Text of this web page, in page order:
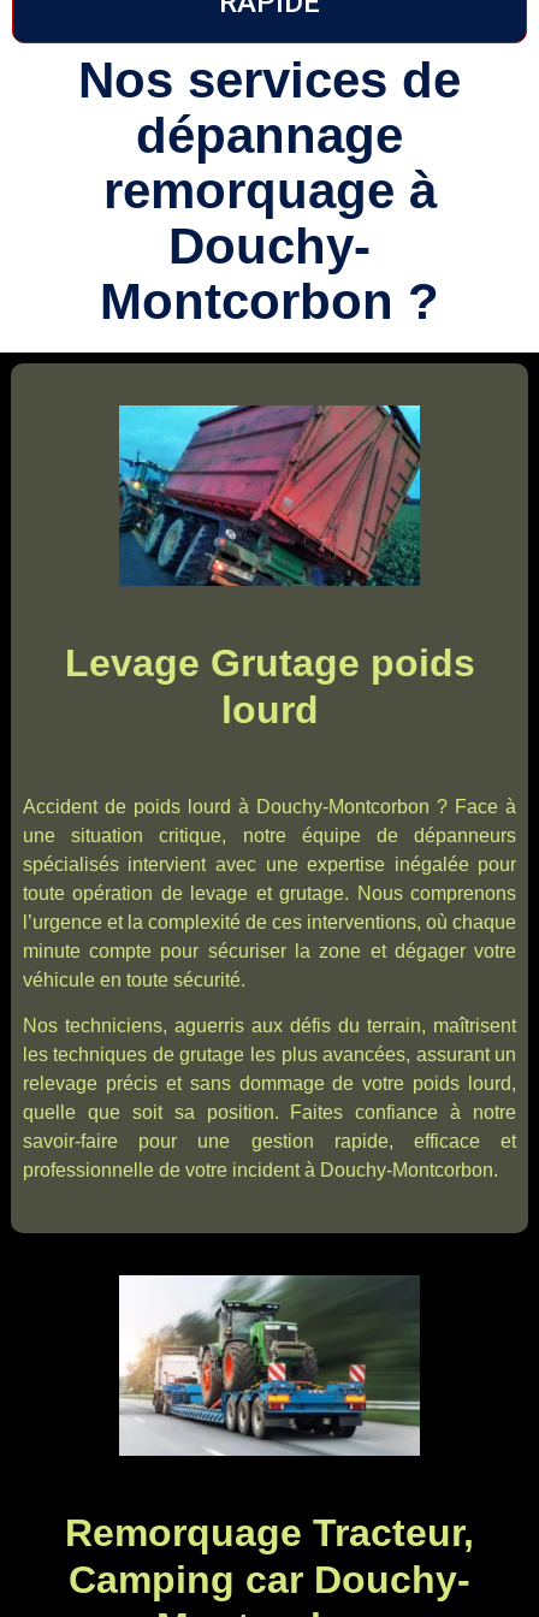
Nos services de
dépannage
remorquage à
Douchy-
Montcorbon ?
Levage Grutage poids
lourd
Accident de poids lourd à Douchy-Montcorbon ? Face à
une situation critique, notre équipe de dépanneurs
spécialisés intervient avec une expertise inégalée pour
toute opération de levage et grutage. Nous comprenons
l’urgence et la complexité de ces interventions, où chaque
minute compte pour sécuriser la zone et dégager votre
véhicule en toute sécurité.
Nos techniciens, aguerris aux défis du terrain, maîtrisent
les techniques de grutage les plus avancées, assurant un
relevage précis et sans dommage de votre poids lourd,
quelle que soit sa position. Faites confiance à notre
savoir-faire pour une gestion rapide, efficace et
professionnelle de votre incident à Douchy-Montcorbon.
Remorquage Tracteur,
Camping car Douchy-